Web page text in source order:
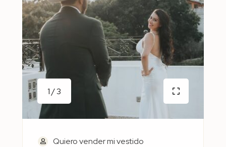
1 / 3
Quiero vender mi vestido